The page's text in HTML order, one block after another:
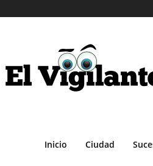
Inicio Ciudad